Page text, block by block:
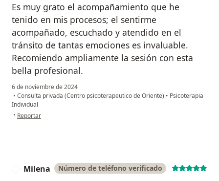
Es muy grato el acompañamiento que he
tenido en mis procesos; el sentirme
acompañado, escuchado y atendido en el
tránsito de tantas emociones es invaluable.
Recomiendo ampliamente la sesión con esta
bella profesional.
6 de noviembre de 2024
• Consulta privada (Centro psicoterapeutico de Oriente) • Psicoterapia
Individual
• en opinión del usuario Gregorio G. C.
Reportar
Milena Número de teléfono verificado